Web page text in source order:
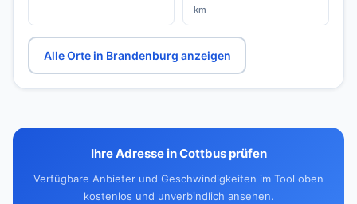
km
Alle Orte in Brandenburg anzeigen
Ihre Adresse in Cottbus prüfen
Verfügbare Anbieter und Geschwindigkeiten im Tool oben
kostenlos und unverbindlich ansehen.